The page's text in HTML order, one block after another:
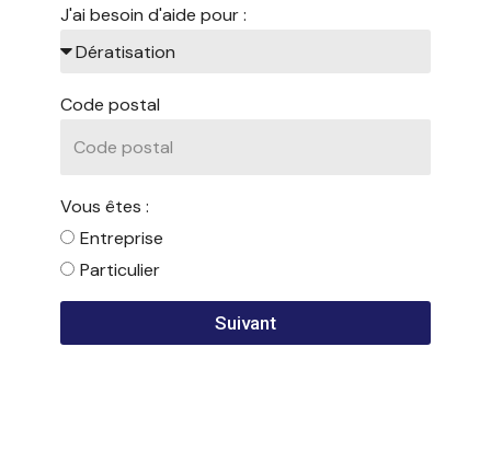
J'ai besoin d'aide pour :
Code postal
Vous êtes :
Entreprise
Particulier
Suivant